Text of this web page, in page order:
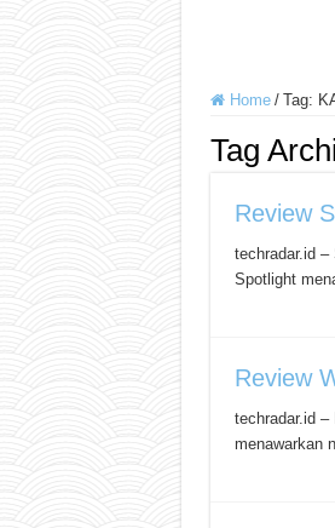
Home / Tag:
Tag
Review
techradar.id –
Spotlight
Review
techradar.id
menawarkan